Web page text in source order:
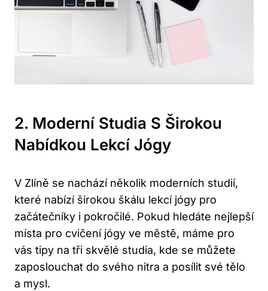
2. Moderní​ Studia S Širokou
Nabídkou Lekcí Jógy
V⁢ Zlíně se nachází⁣ několik moderních ⁣studií,
které ‍nabízí‍ širokou škálu⁢ lekcí jógy pro
začátečníky⁤ i pokročilé. ⁢Pokud hledáte nejlepší
místa pro cvičení jógy⁣ ve ‍městě, máme pro
vás tipy na tři skvělé studia, kde se můžete
‍zaposlouchat do svého nitra⁤ a posílit ⁤své tělo
a mysl.